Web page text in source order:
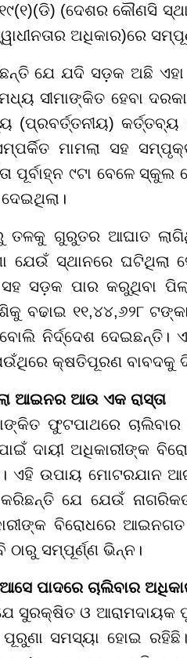
(ଦେଶର କୌଣସି
ଅଧିକାର)ରେ
ଯେ ଯଦି ସଡ଼କ ଅଛି
ସୀମାଙ୍କିତ ହେବା
(ପ୍ରବର୍ତ୍ତନୀୟ)
ମାମଲା ସହ
ପୂର୍ବାହ୍ନ ୯ଟା ବେଳେ
ତଳକୁ ଗୁରୁତର ଆଘାତ
ଯେଉଁ ସ୍ଥାନରେ ଘଟିଥିଲା
ସହ ସଡ଼କ ପାର କରୁଥିବା
ବଢାଇ ୧୧,୪୪,୬୨୮
ନିର୍ଦ୍ଦେଶ ଦେଇଛନ୍ତି।
କ୍ଷତିପୂରଣ ବାବଦକୁ
ଆଇନର ଆଉ ଏକ ରାସ୍ତା
ଫୁଟପାଥରେ
ଦାୟୀ ଅଧିକାରୀଙ୍କ
ଏହି ଉପାୟ ମୋଟରଯାନ
ଯେ ଯେଉଁ
ବିରୋଧରେ
ସମ୍ପୂର୍ଣ୍ଣ ଭିନ୍ନ।
ପାଦରେ ଚାଲିବାର
ଯେ ସୁରକ୍ଷିତ ଓ
ସମସ୍ୟା ହୋଇ